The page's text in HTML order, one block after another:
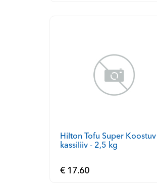
Hilton Tofu Super Koostuv
kassiliiv - 2,5 kg
€ 17.60